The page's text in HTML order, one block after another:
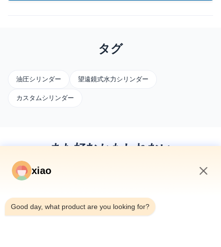
タグ
油圧シリンダー 望遠鏡式水力シリンダー
カスタムシリンダー
また好むかもしれない
xiao
Good day, what product are you looking for?